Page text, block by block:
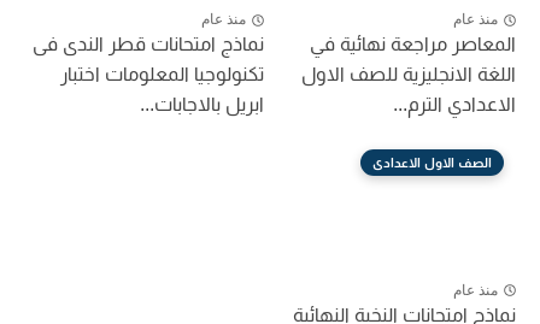
منذ عام
المعاصر مراجعة نهائية في
اللغة الانجليزية للصف الاول
الاعدادي الترم...
منذ عام
نماذج امتحانات قطر الندى فى
تكنولوجيا المعلومات اختبار
ابريل بالاجابات...
الصف الاول الاعدادى
منذ عام
نماذج امتحانات النخبة النهائية